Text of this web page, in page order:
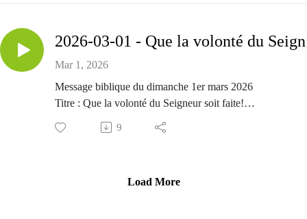
Mar 1, 2026
Message biblique du dimanche 1er mars 2026
Titre : Que la volonté du Seigneur soit faite!
Passage biblique : Actes 21.1-17
Prédicateur : Amex Bijou
9
Load More